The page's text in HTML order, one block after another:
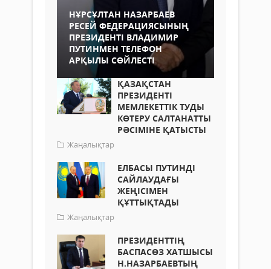
НҰРСҰЛТАН НАЗАРБАЕВ
РЕСЕЙ ФЕДЕРАЦИЯСЫНЫҢ
ПРЕЗИДЕНТІ ВЛАДИМИР
ПУТИНМЕН ТЕЛЕФОН
АРҚЫЛЫ СӨЙЛЕСТІ
ҚАЗАҚСТАН
ПРЕЗИДЕНТІ
МЕМЛЕКЕТТІК ТУДЫ
КӨТЕРУ САЛТАНАТТЫ
РӘСІМІНЕ ҚАТЫСТЫ
Жаңалықтар
ЕЛБАСЫ ПУТИНДІ
САЙЛАУДАҒЫ
ЖЕҢІСІМЕН
ҚҰТТЫҚТАДЫ
Жаңалықтар
ПРЕЗИДЕНТТІҢ
БАСПАСӨЗ ХАТШЫСЫ
Н.НАЗАРБАЕВТЫҢ